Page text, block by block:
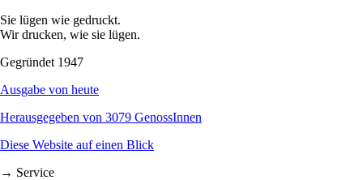
Sie lügen wie gedruckt.
Wir drucken, wie sie lügen.
Gegründet 1947
Ausgabe von heute
Herausgegeben von 3079 GenossInnen
Diese Website auf einen Blick
→ Service